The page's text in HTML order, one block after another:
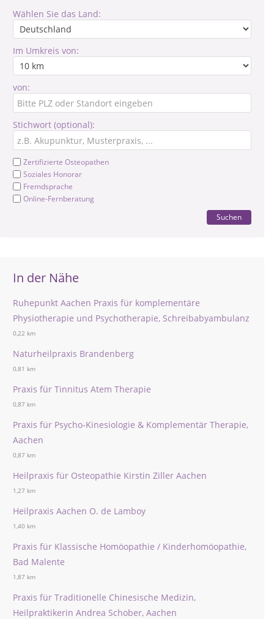
Wählen Sie das Land:
Im Umkreis von:
von:
Stichwort (optional):
Zertifizierte Osteopathen
Soziales Honorar
Fremdsprache
Online-Fernberatung
Suchen
In der Nähe
Ruhepunkt Aachen Praxis für komplementäre
Physiotherapie und Psychotherapie, Schreibabyambulanz
0,22 km
Naturheilpraxis Brandenberg
0,81 km
Praxis für Tinnitus Atem Therapie
0,87 km
Praxis für Psycho-Kinesiologie & Komplementär Therapie,
Aachen
0,87 km
Heilpraxis für Osteopathie Kirstin Ziller Aachen
1,27 km
Heilpraxis Aachen O. de Lamboy
1,40 km
Praxis für Klassische Homöopathie / Kinderhomöopathie,
Bad Malente
1,87 km
Praxis für Traditionelle Chinesische Medizin,
Heilpraktikerin Andrea Schober, Aachen